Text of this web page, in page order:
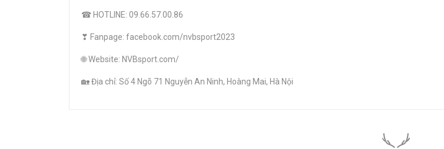
☎ HOTLINE: 09.66.57.00.86
❣ Fanpage: facebook.com/nvbsport2023
🌐 Website: NVBsport.com/
🏡 Địa chỉ: Số 4 Ngõ 71 Nguyễn An Ninh, Hoàng Mai, Hà Nội